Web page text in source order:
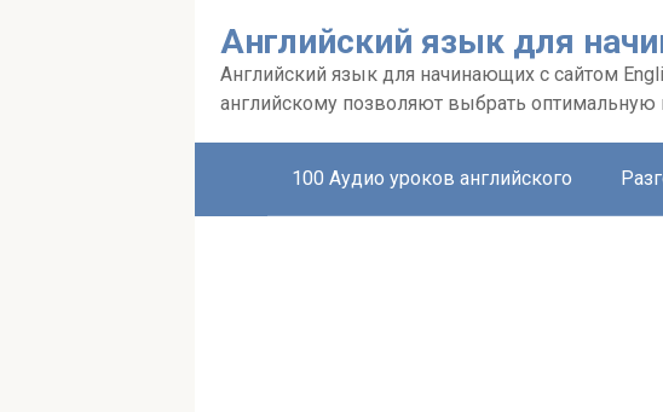
Английский язык для
Английский язык для начинающих с сайтом
английскому позволяют выбрать оптимальную
100 Аудио уроков английского